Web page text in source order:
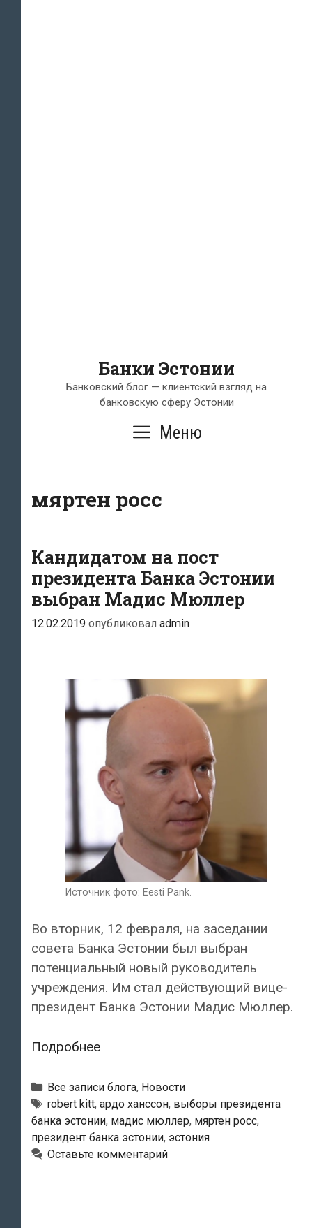
Банки Эстонии
Банковский блог — клиентский взгляд на
банковскую сферу Эстонии
Меню
мяртен росс
Кандидатом на пост
президента Банка Эстонии
выбран Мадис Мюллер
12.02.2019 опубликовал admin
Источник фото: Eesti Pank.
Во вторник, 12 февраля, на заседании
совета Банка Эстонии был выбран
потенциальный новый руководитель
учреждения. Им стал действующий вице-
президент Банка Эстонии Мадис Мюллер.
ПодробнееКандидатом
пост
президента
Банка
Эстонии
выбран
Рубрики
Все записи блога, Новости
Тэги
robert kitt, ардо ханссон, выборы президента
банка эстонии, мадис мюллер, мяртен росс,
президент банка эстонии, эстония
Оставьте комментарий